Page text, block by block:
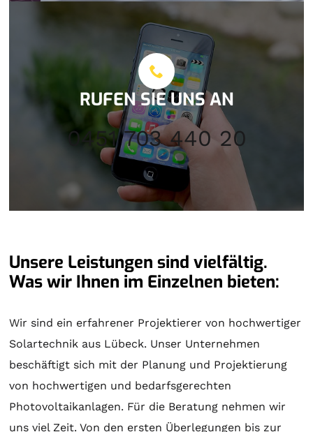
RUFEN SIE UNS AN
0451 703 440 20
Unsere Leistungen sind vielfältig.
Was wir Ihnen im Einzelnen bieten:
Wir sind ein erfahrener Projektierer von hochwertiger
Solartechnik aus Lübeck. Unser Unternehmen
beschäftigt sich mit der Planung und Projektierung
von hochwertigen und bedarfsgerechten
Photovoltaikanlagen. Für die Beratung nehmen wir
uns viel Zeit. Von den ersten Überlegungen bis zur